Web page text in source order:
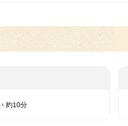
約10分